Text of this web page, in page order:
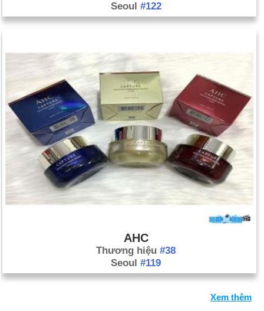
Seoul #122
AHC
Thương hiệu #38
Seoul #119
Xem thêm